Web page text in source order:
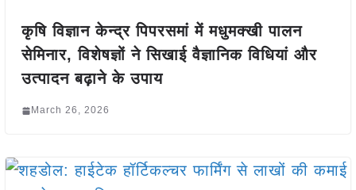
कृषि विज्ञान केन्द्र पिपरसमां में मधुमक्खी पालन
सेमिनार, विशेषज्ञों ने सिखाई वैज्ञानिक विधियां और
उत्पादन बढ़ाने के उपाय
March 26, 2026